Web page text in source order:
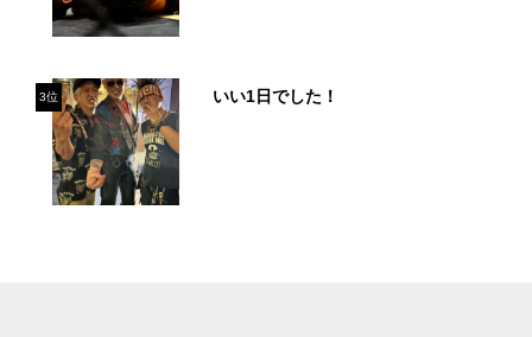
3位 いい1日でした！